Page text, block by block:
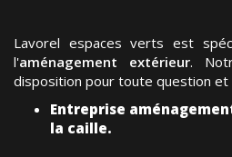
Lavorel espaces verts est
l'aménagement extérieur.
disposition pour toute question et
Entreprise
la caille.